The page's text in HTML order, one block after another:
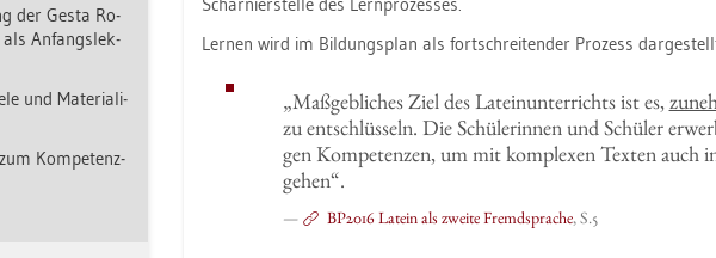
der Gesta Ro­
An­fangs­lek­
und Ma­te­ria­li­
Kom­pe­tenz­
Ler­nen wird im Bil­dungs­plan als fort­schrei­ten­der Pro­zess
„Maß­geb­li­ches Ziel des La­tein­un­ter­richts ist es,
zu ent­schlüs­seln. Die Schü­le­rin­nen und Schü­ler
gen Kom­pe­ten­zen, um mit kom­ple­xen Tex­ten
ge­hen“.
BP2016 La­tein als zwei­te Fremd­spra­che, S.5